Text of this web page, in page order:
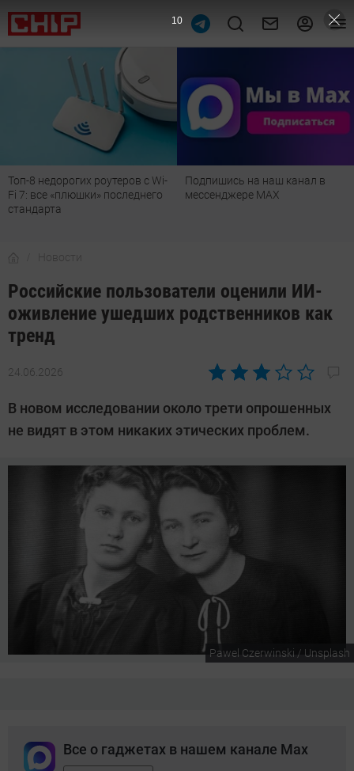
Топ-8 недорогих роутеров с Wi-
Fi 7: все «плюшки» последнего
стандарта
Подпишись на наш канал в
мессенджере МАХ
Новости
Российские пользователи оценили ИИ-
оживление ушедших родственников как
тренд
24.06.2026
Автор:
В новом исследовании около трети опрошенных
не видят в этом никаких этических проблем.
Pawel Czerwinski / Unsplash
Все о гаджетах в нашем канале Max
9